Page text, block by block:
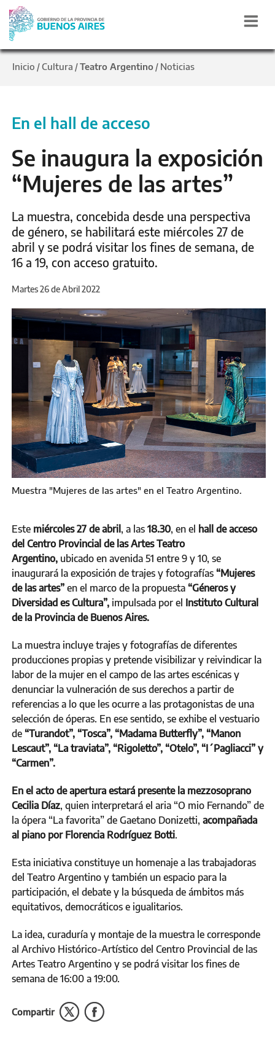
Inicio /Cultura /Teatro Argentino / Noticias
En el hall de acceso
Se inaugura la exposición
“Mujeres de las artes”
La muestra, concebida desde una perspectiva
de género, se habilitará este miércoles 27 de
abril y se podrá visitar los fines de semana, de
16 a 19, con acceso gratuito.
Martes 26 de Abril 2022
Muestra "Mujeres de las artes" en el Teatro Argentino.
Este miércoles 27 de abril , a las 18.30, en el hall de acceso
del Centro Provincial de las Artes Teatro
Argentino, ubicado en avenida 51 entre 9 y 10, se
inaugurará la exposición de trajes y fotografías “Mujeres
de las artes” en el marco de la propuesta “Géneros y
Diversidad es Cultura”, impulsada por el Instituto Cultural
de la Provincia de Buenos Aires.
La muestra incluye trajes y fotografías de diferentes
producciones propias y pretende visibilizar y reivindicar la
labor de la mujer en el campo de las artes escénicas y
denunciar la vulneración de sus derechos a partir de
referencias a lo que les ocurre a las protagonistas de una
selección de óperas. En ese sentido, se exhibe el vestuario
de “Turandot”, “Tosca”, “Madama Butterfly”, “Manon
Lescaut”, “La traviata”, “Rigoletto”, “Otelo”, “I´Pagliacci” y
“Carmen”.
En el acto de apertura estará presente la mezzosoprano
Cecilia Díaz, quien interpretará el aria “O mio Fernando” de
la ópera “La favorita” de Gaetano Donizetti, acompañada
al piano por Florencia Rodríguez Botti.
Esta iniciativa constituye un homenaje a las trabajadoras
del Teatro Argentino y también un espacio para la
participación, el debate y la búsqueda de ámbitos más
equitativos, democráticos e igualitarios.
La idea, curaduría y montaje de la muestra le corresponde
al Archivo Histórico-Artístico del Centro Provincial de las
Artes Teatro Argentino y se podrá visitar los fines de
semana de 16:00 a 19:00.
Compartir